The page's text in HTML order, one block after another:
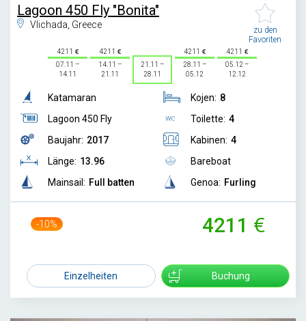
Lagoon 450 Fly "Bonita"
Vlichada, Greece
zu den
Favoriten
4211
07.11 –
14.11
4211
14.11 –
21.11
21.11 –
28.11
4211
28.11 –
05.12
4211
05.12 –
12.12
Katamaran
Lagoon 450 Fly
Baujahr: 2017
Länge: 13.96
Mainsail: Full batten
Kojen: 8
Toilette: 4
Kabinen: 4
Bareboat
Genoa: Furling
-10% 4211
Einzelheiten Buchung